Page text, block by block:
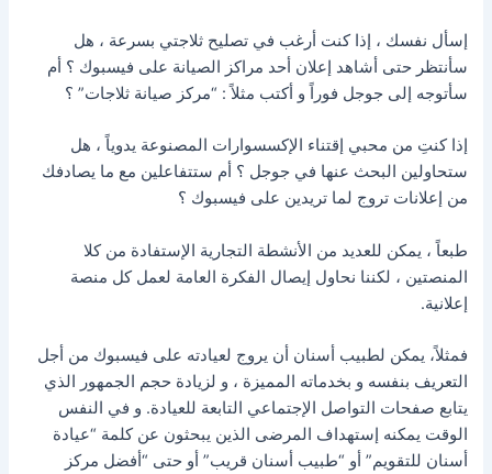
إسأل نفسك ، إذا كنت أرغب في تصليح ثلاجتي بسرعة ، هل
سأنتظر حتى أشاهد إعلان أحد مراكز الصيانة على فيسبوك ؟ أم
سأتوجه إلى جوجل فوراً و أكتب مثلاً : “مركز صيانة ثلاجات” ؟
إذا كنتِ من محبي إقتناء الإكسسوارات المصنوعة يدوياً ، هل
ستحاولين البحث عنها في جوجل ؟ أم ستتفاعلين مع ما يصادفك
من إعلانات تروج لما تريدين على فيسبوك ؟
طبعاً ، يمكن للعديد من الأنشطة التجارية الإستفادة من كلا
المنصتين ، لكننا نحاول إيصال الفكرة العامة لعمل كل منصة
إعلانية.
فمثلاً، يمكن لطبيب أسنان أن يروج لعيادته على فيسبوك من أجل
التعريف بنفسه و بخدماته المميزة ، و لزيادة حجم الجمهور الذي
يتابع صفحات التواصل الإجتماعي التابعة للعيادة. و في النفس
الوقت يمكنه إستهداف المرضى الذين يبحثون عن كلمة “عيادة
أسنان للتقويم” أو “طبيب أسنان قريب” أو حتى “أفضل مركز